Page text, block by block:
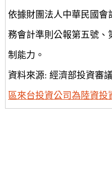
依據財團法人中華民國會
務會計準則公報第五號、
制能力。
資料來源: 經濟部投資審
區來台投資公司為陸資投